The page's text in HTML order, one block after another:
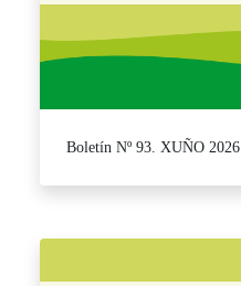
Boletín Nº 93. XUÑO 2026